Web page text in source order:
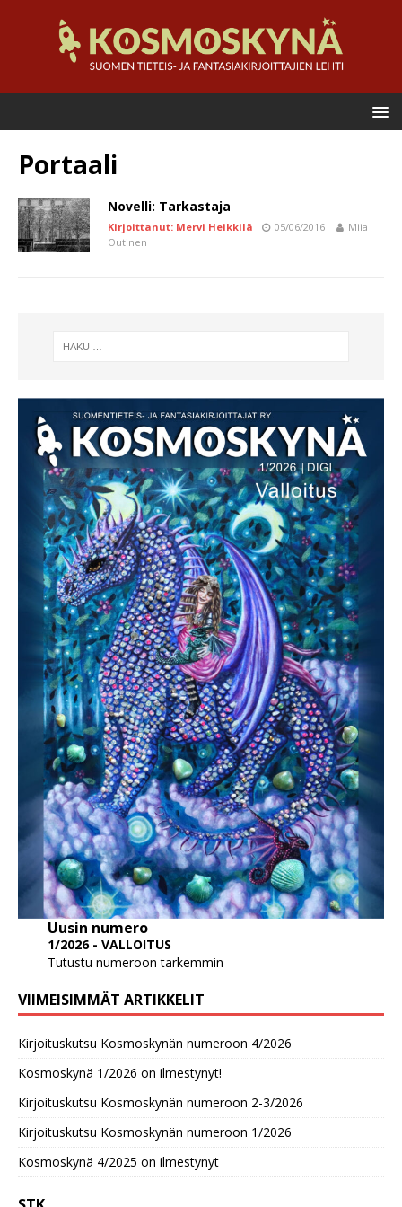
Portaali
Novelli: Tarkastaja
Kirjoittanut: Mervi Heikkilä 05/06/2016
Miia
Outinen
Uusin numero
1/2026 - VALLOITUS
Tutustu numeroon tarkemmin
VIIMEISIMMÄT ARTIKKELIT
Kirjoituskutsu Kosmoskynän numeroon 4/2026
Kosmoskynä 1/2026 on ilmestynyt!
Kirjoituskutsu Kosmoskynän numeroon 2-3/2026
Kirjoituskutsu Kosmoskynän numeroon 1/2026
Kosmoskynä 4/2025 on ilmestynyt